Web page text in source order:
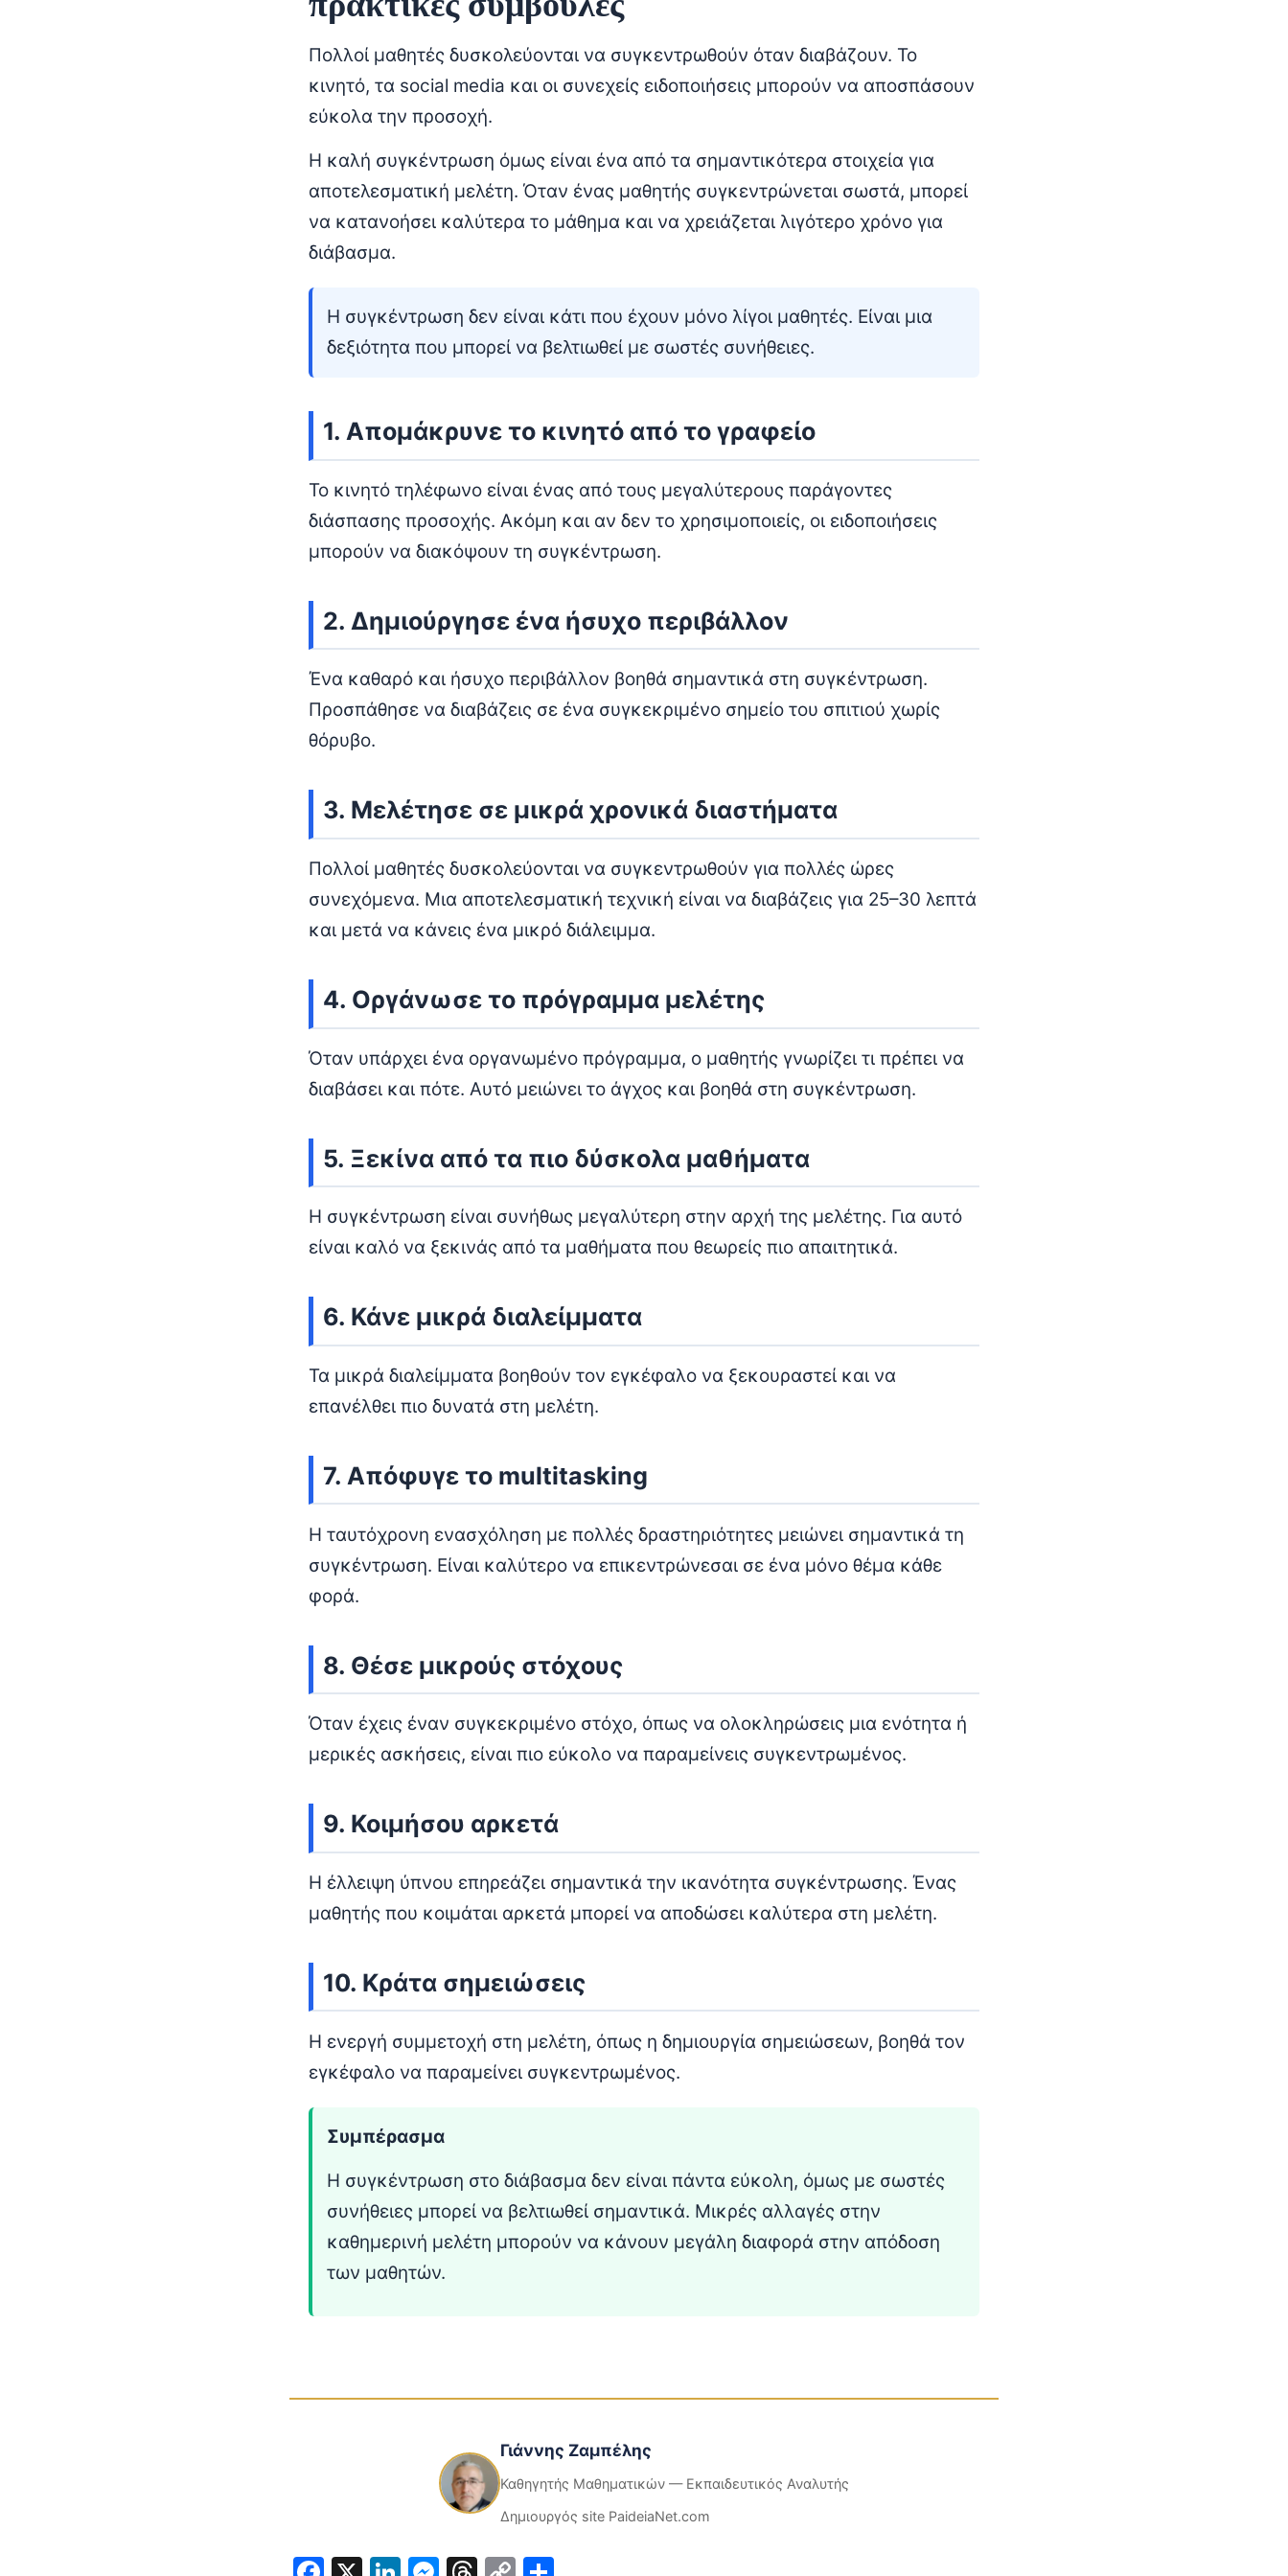
Πολλοί μαθητές δυσκολεύονται να συγκεντρωθούν όταν διαβάζουν. Το
κινητό, τα social media και οι συνεχείς ειδοποιήσεις μπορούν να αποσπάσουν
εύκολα την προσοχή.
Η καλή συγκέντρωση όμως είναι ένα από τα σημαντικότερα στοιχεία για
αποτελεσματική μελέτη. Όταν ένας μαθητής συγκεντρώνεται σωστά, μπορεί
να κατανοήσει καλύτερα το μάθημα και να χρειάζεται λιγότερο χρόνο για
διάβασμα.
Η συγκέντρωση δεν είναι κάτι που έχουν μόνο λίγοι μαθητές. Είναι μια
δεξιότητα που μπορεί να βελτιωθεί με σωστές συνήθειες.
1. Απομάκρυνε το κινητό από το γραφείο
Το κινητό τηλέφωνο είναι ένας από τους μεγαλύτερους παράγοντες
διάσπασης προσοχής. Ακόμη και αν δεν το χρησιμοποιείς, οι ειδοποιήσεις
μπορούν να διακόψουν τη συγκέντρωση.
2. Δημιούργησε ένα ήσυχο περιβάλλον
Ένα καθαρό και ήσυχο περιβάλλον βοηθά σημαντικά στη συγκέντρωση.
Προσπάθησε να διαβάζεις σε ένα συγκεκριμένο σημείο του σπιτιού χωρίς
θόρυβο.
3. Μελέτησε σε μικρά χρονικά διαστήματα
Πολλοί μαθητές δυσκολεύονται να συγκεντρωθούν για πολλές ώρες
συνεχόμενα. Μια αποτελεσματική τεχνική είναι να διαβάζεις για 25–30 λεπτά
και μετά να κάνεις ένα μικρό διάλειμμα.
4. Οργάνωσε το πρόγραμμα μελέτης
Όταν υπάρχει ένα οργανωμένο πρόγραμμα, ο μαθητής γνωρίζει τι πρέπει να
διαβάσει και πότε. Αυτό μειώνει το άγχος και βοηθά στη συγκέντρωση.
5. Ξεκίνα από τα πιο δύσκολα μαθήματα
Η συγκέντρωση είναι συνήθως μεγαλύτερη στην αρχή της μελέτης. Για αυτό
είναι καλό να ξεκινάς από τα μαθήματα που θεωρείς πιο απαιτητικά.
6. Κάνε μικρά διαλείμματα
Τα μικρά διαλείμματα βοηθούν τον εγκέφαλο να ξεκουραστεί και να
επανέλθει πιο δυνατά στη μελέτη.
7. Απόφυγε το multitasking
Η ταυτόχρονη ενασχόληση με πολλές δραστηριότητες μειώνει σημαντικά τη
συγκέντρωση. Είναι καλύτερο να επικεντρώνεσαι σε ένα μόνο θέμα κάθε
φορά.
8. Θέσε μικρούς στόχους
Όταν έχεις έναν συγκεκριμένο στόχο, όπως να ολοκληρώσεις μια ενότητα ή
μερικές ασκήσεις, είναι πιο εύκολο να παραμείνεις συγκεντρωμένος.
9. Κοιμήσου αρκετά
Η έλλειψη ύπνου επηρεάζει σημαντικά την ικανότητα συγκέντρωσης. Ένας
μαθητής που κοιμάται αρκετά μπορεί να αποδώσει καλύτερα στη μελέτη.
10. Κράτα σημειώσεις
Η ενεργή συμμετοχή στη μελέτη, όπως η δημιουργία σημειώσεων, βοηθά τον
εγκέφαλο να παραμείνει συγκεντρωμένος.
Συμπέρασμα
Η συγκέντρωση στο διάβασμα δεν είναι πάντα εύκολη, όμως με σωστές
συνήθειες μπορεί να βελτιωθεί σημαντικά. Μικρές αλλαγές στην
καθημερινή μελέτη μπορούν να κάνουν μεγάλη διαφορά στην απόδοση
των μαθητών.
Γιάννης Ζαμπέλης
Καθηγητής Μαθηματικών — Εκπαιδευτικός Αναλυτής
Δημιουργός site PaideiaNet.com